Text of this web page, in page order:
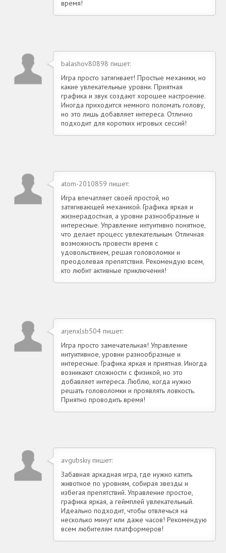
время!
balashov80898 пишет:
Игра просто затягивает! Простые механики, но
какие увлекательные уровни. Приятная
графика и звук создают хорошее настроение.
Иногда приходится немного поломать голову,
но это лишь добавляет интереса. Отлично
подходит для коротких игровых сессий!
atom-2010859 пишет:
Игра впечатляет своей простой, но
затягивающей механикой. Графика яркая и
жизнерадостная, а уровни разнообразные и
интересные. Управление интуитивно понятное,
что делает процесс увлекательным. Отличная
возможность провести время с
удовольствием, решая головоломки и
преодолевая препятствия. Рекомендую всем,
кто любит активные приключения!
arjenxlsb504 пишет:
Игра просто замечательная! Управление
интуитивное, уровни разнообразные и
интересные. Графика яркая и приятная. Иногда
возникают сложности с физикой, но это
добавляет интереса. Люблю, когда нужно
решать головоломки и проявлять ловкость.
Приятно проводить время!
avgubskiy пишет:
Забавная аркадная игра, где нужно катить
животное по уровням, собирая звезды и
избегая препятствий. Управление простое,
графика яркая, а геймплей увлекательный.
Идеально подходит, чтобы отвлечься на
несколько минут или даже часов! Рекомендую
всем любителям платформеров!